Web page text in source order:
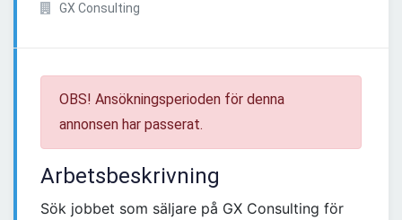
GX Consulting
OBS! Ansökningsperioden för denna
annonsen har passerat.
Arbetsbeskrivning
Sök jobbet som säljare på GX Consulting för